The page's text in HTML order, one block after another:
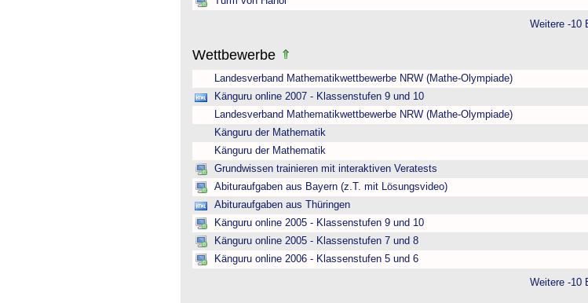
Weitere -10
Wettbewerbe
Landesverband Mathematikwettbewerbe NRW (Mathe-Olympiade)
Känguru online 2007 - Klassenstufen 9 und 10
Landesverband Mathematikwettbewerbe NRW (Mathe-Olympiade)
Känguru der Mathematik
Känguru der Mathematik
Grundwissen trainieren mit interaktiven Veratests
Abituraufgaben aus Bayern (z.T. mit Lösungsvideo)
Abituraufgaben aus Thüringen
Känguru online 2005 - Klassenstufen 9 und 10
Känguru online 2005 - Klassenstufen 7 und 8
Känguru online 2006 - Klassenstufen 5 und 6
Weitere -10